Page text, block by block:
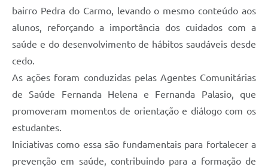
bairro Pedra do Carmo, levando o mesmo conteúdo aos
alunos, reforçando a importância dos cuidados com a
saúde e do desenvolvimento de hábitos saudáveis desde
cedo.
As ações foram conduzidas pelas Agentes Comunitárias
de Saúde Fernanda Helena e Fernanda Palasio, que
promoveram momentos de orientação e diálogo com os
estudantes.
Iniciativas como essa são fundamentais para fortalecer a
prevenção em saúde, contribuindo para a formação de